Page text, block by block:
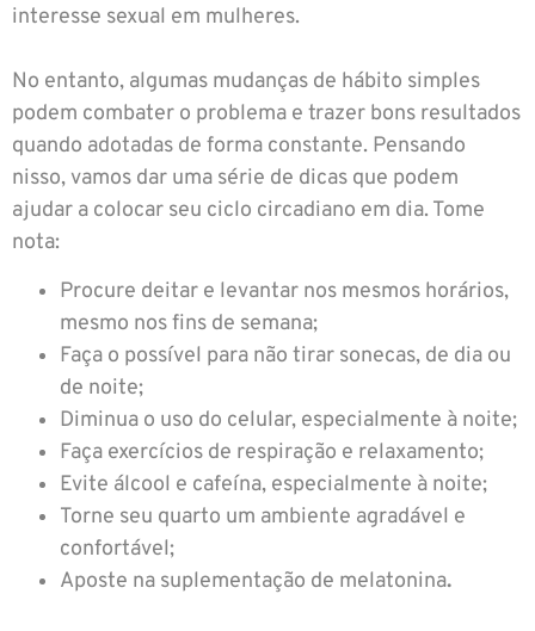
interesse sexual em mulheres.
No entanto, algumas mudanças de hábito simples
podem combater o problema e trazer bons resultados
quando adotadas de forma constante. Pensando
nisso, vamos dar uma série de dicas que podem
ajudar a colocar seu ciclo circadiano em dia. Tome
nota:
Procure deitar e levantar nos mesmos horários,
mesmo nos fins de semana;
Faça o possível para não tirar sonecas, de dia ou
de noite;
Diminua o uso do celular, especialmente à noite;
Faça exercícios de respiração e relaxamento;
Evite álcool e cafeína, especialmente à noite;
Torne seu quarto um ambiente agradável e
confortável;
Aposte na suplementação de melatonina.